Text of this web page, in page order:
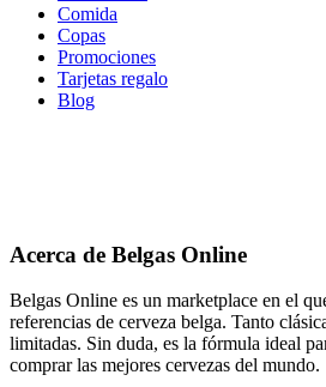
Comida
Copas
Promociones
Tarjetas regalo
Blog
Acerca de Belgas Online
Belgas Online es un marketplace en el
referencias de cerveza belga. Tanto
limitadas. Sin duda, es la fórmula ideal
comprar las mejores cervezas del mundo.